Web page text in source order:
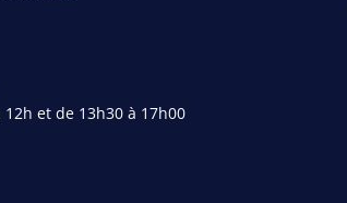
et de 13h30 à 17h00